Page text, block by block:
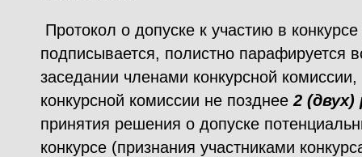
Протокол о допуске к участию в
подписывается, полистно парафируется
заседании членами конкурсной
конкурсной комиссии не позднее 2 (двух)
принятия решения о допуске
конкурсе (признания участниками